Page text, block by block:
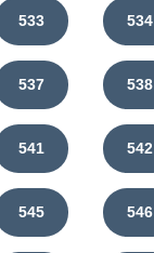
533 534
537 538
541 542
545 546